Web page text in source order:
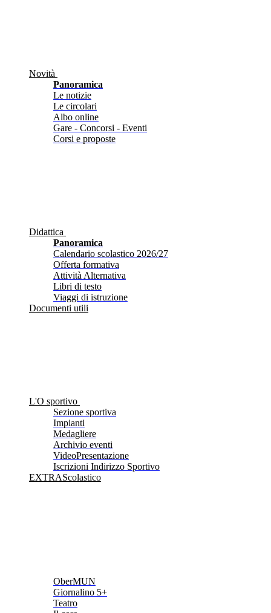
Novità
Panoramica
Le notizie
Le circolari
Albo online
Gare - Concorsi - Eventi
Corsi e proposte
Didattica
Panoramica
Calendario scolastico 2026/27
Offerta formativa
Attività Alternativa
Libri di testo
Viaggi di istruzione
Documenti utili
L'O sportivo
Sezione sportiva
Impianti
Medagliere
Archivio eventi
VideoPresentazione
Iscrizioni Indirizzo Sportivo
EXTRAScolastico
OberMUN
Giornalino 5+
Teatro